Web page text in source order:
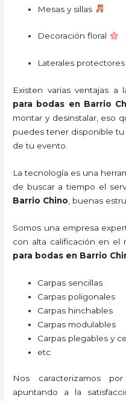
Mesas y sillas
Decoración floral
Laterales protectores
Existen varias ventajas
para bodas en Barrio
montar y desinstalar, eso
puedes tener disponible tu
de tu evento.
La tecnología es una
de buscar a tiempo el
Barrio Chino , buenas
Somos una empresa
con alta calificación en el
para bodas en Barrio
Carpas sencillas
Carpas poligonales
Carpas hinchables
Carpas modulables
Carpas plegables y
etc
Nos caracterizamos
apuntando a la